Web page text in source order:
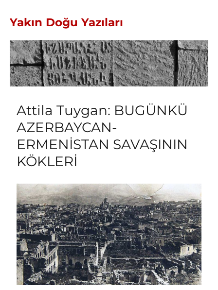
Yakın Doğu Yazıları
Attila Tuygan: BUGÜNKÜ
AZERBAYCAN-
ERMENİSTAN SAVAŞININ
KÖKLERİ